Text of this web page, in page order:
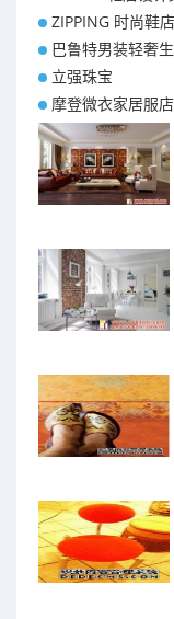
ZIPPING 时尚鞋店
巴鲁特男装轻奢
立强珠宝
摩登微衣家居服